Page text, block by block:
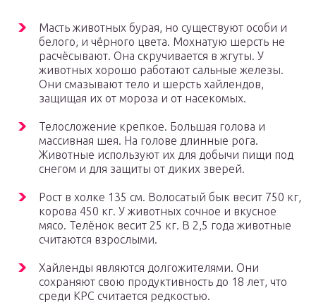
Масть животных бурая, но существуют особи и
белого, и чёрного цвета. Мохнатую шерсть не
расчёсывают. Она скручивается в жгуты. У
животных хорошо работают сальные железы.
Они смазывают тело и шерсть хайлендов,
защищая их от мороза и от насекомых.
Телосложение крепкое. Большая голова и
массивная шея. На голове длинные рога.
Животные используют их для добычи пищи под
снегом и для защиты от диких зверей.
Рост в холке 135 см. Волосатый бык весит 750 кг,
корова 450 кг. У животных сочное и вкусное
мясо. Телёнок весит 25 кг. В 2,5 года животные
считаются взрослыми.
Хайленды являются долгожителями. Они
сохраняют свою продуктивность до 18 лет, что
среди КРС считается редкостью.